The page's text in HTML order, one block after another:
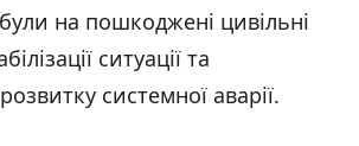
на пошкоджені цивільні
ситуації та
системної аварії.